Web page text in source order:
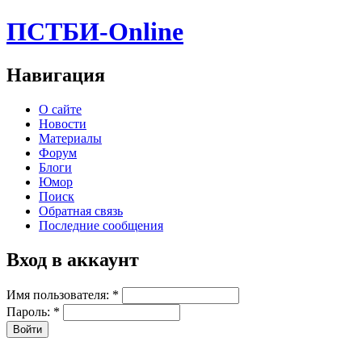
ПСТБИ-Online
Навигация
О сайте
Новости
Материалы
Форум
Блоги
Юмор
Поиск
Обратная связь
Последние сообщения
Вход в аккаунт
Имя пользователя: *
Пароль: *